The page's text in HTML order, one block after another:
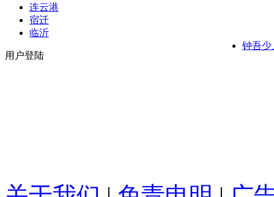
连云港
宿迁
临沂
钟吾少
用户登陆